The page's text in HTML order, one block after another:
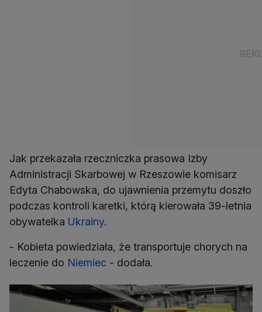
Jak przekazała rzeczniczka prasowa Izby
Administracji Skarbowej w Rzeszowie komisarz
Edyta Chabowska, do ujawnienia przemytu doszło
podczas kontroli karetki, którą kierowała 39-letnia
obywatelka Ukrainy.
- Kobieta powiedziała, że transportuje chorych na
leczenie do Niemiec - dodała.